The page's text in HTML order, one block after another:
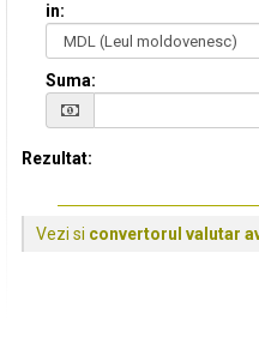
in:
Suma:
Rezultat:
Vezi si convertorul valutar